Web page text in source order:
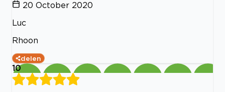
20 October 2020
Luc
Rhoon
delen
10